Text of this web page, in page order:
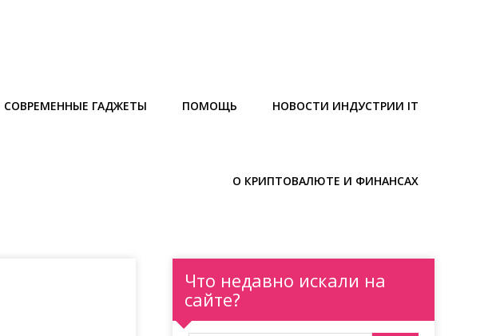
СОВРЕМЕННЫЕ ГАДЖЕТЫ ПОМОЩЬ НОВОСТИ ИНДУСТРИИ IT
О КРИПТОВАЛЮТЕ И ФИНАНСАХ
Что недавно искали на
сайте?